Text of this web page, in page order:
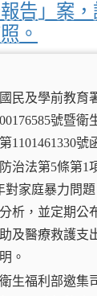
告」案
。
民及學前教育
號暨衛
1101461330號
治法第5條第1
對家庭暴力問
析，並定期公
及醫療救護支
。
生福利部邀集